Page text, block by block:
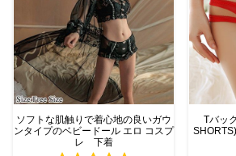
ソフトな肌触りで着心地の良いガウ
ンタイプのベビードール エロ コスプ
レ 下着
Tバッ